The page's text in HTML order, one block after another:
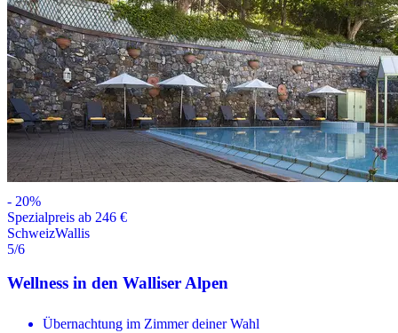
- 20%
Spezialpreis ab 246 €
SchweizWallis
5/6
Wellness in den Walliser Alpen
Übernachtung im Zimmer deiner Wahl